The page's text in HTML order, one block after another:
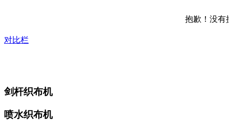
抱歉！没
对比栏
剑杆织布机
喷水织布机